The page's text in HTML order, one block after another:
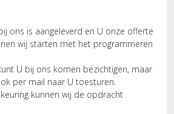
ons is aangeleverd en U onze offerte
wij starten met het programmeren
U bij ons komen bezichtigen, maar
per mail naar U toesturen.
kunnen wij de opdracht